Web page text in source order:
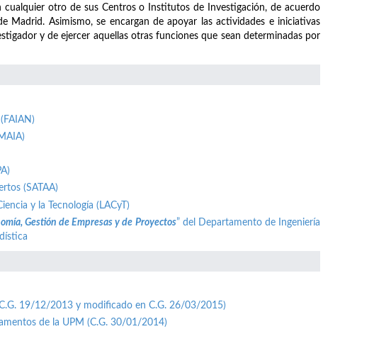
otro de sus Centros o Institutos de Investigación, de acuerdo
Madrid. Asimismo, se encargan de apoyar las actividades e iniciativas
y de ejercer aquellas otras funciones que sean determinadas por
(SATAA)
y la Tecnología (LACyT)
Gestión de Empresas y de Proyectos” del Departamento de Ingeniería
19/12/2013 y modificado en C.G. 26/03/2015)
de la UPM (C.G. 30/01/2014)